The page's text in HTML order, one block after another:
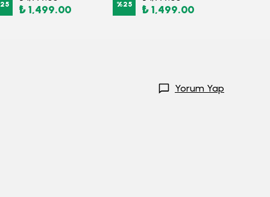
25 ₺ 1,499.00 %25 ₺ 1,499.00
Yorum Yap